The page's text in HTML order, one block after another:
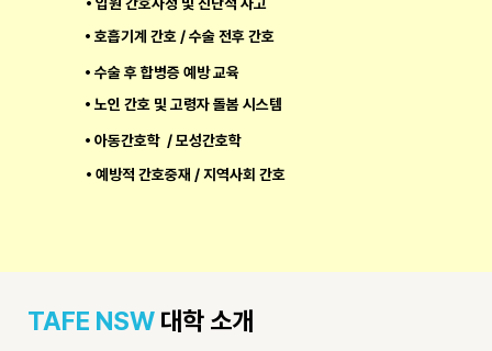
• 호흡기계 간호 / 수술 전후 간호
• 수술 후 합병증 예방 교육
• 노인 간호 및 고령자 돌봄 시스템
• 아동간호학 / 모성간호학
• ​예방적 간호중재 / 지역사회 간호
TAFE NSW 대학 소개